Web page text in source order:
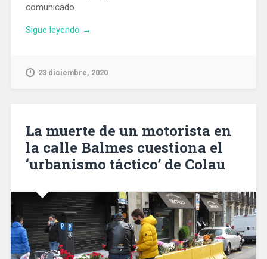
comunicado.
Sigue leyendo «El
del
las
mismas
tarifas
→
23 diciembre, 2020
La muerte de un motorista en
la calle Balmes cuestiona el
‘urbanismo táctico’ de Colau